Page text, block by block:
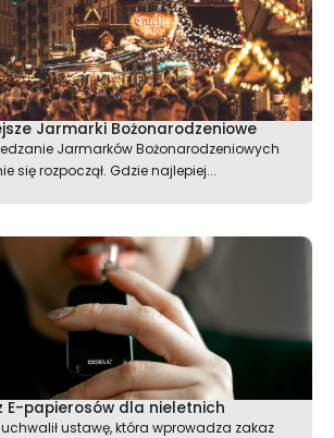
Jarmarki Bożonarodzeniowe
Jarmarków Bożonarodzeniowych
się rozpoczął. Gdzie najlepiej...
E-papierosów dla nieletnich
ustawę, która wprowadza zakaz